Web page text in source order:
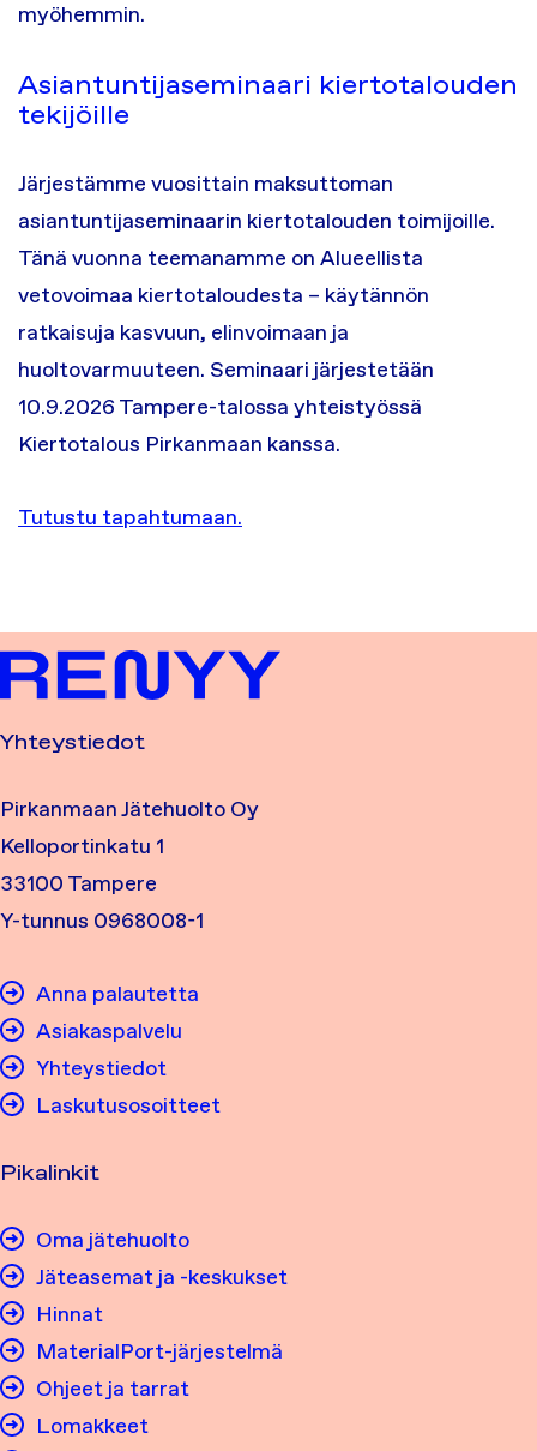
myöhemmin.
Asiantuntijaseminaari kiertotalouden
tekijöille
Järjestämme vuosittain maksuttoman
asiantuntijaseminaarin kiertotalouden toimijoille.
Tänä vuonna teemanamme on Alueellista
vetovoimaa kiertotaloudesta – käytännön
ratkaisuja kasvuun, elinvoimaan ja
huoltovarmuuteen. Seminaari järjestetään
10.9.2026 Tampere-talossa yhteistyössä
Kiertotalous Pirkanmaan kanssa.
Tutustu tapahtumaan.
Yhteystiedot
Pirkanmaan Jätehuolto Oy
Kelloportinkatu 1
33100 Tampere
Y-tunnus 0968008-1
Anna palautetta
Asiakaspalvelu
Yhteystiedot
Laskutusosoitteet
Pikalinkit
Oma jätehuolto
Jäteasemat ja -keskukset
Hinnat
MaterialPort-järjestelmä
Ohjeet ja tarrat
Lomakkeet